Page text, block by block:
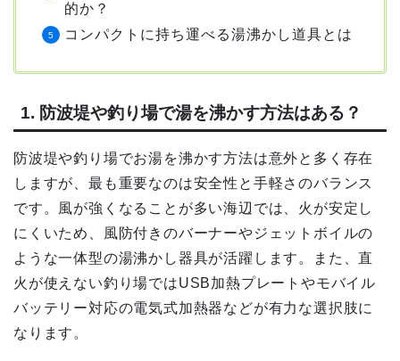
的か？
コンパクトに持ち運べる湯沸かし道具とは
1. 防波堤や釣り場で湯を沸かす方法はある？
防波堤や釣り場でお湯を沸かす方法は意外と多く存在
しますが、最も重要なのは安全性と手軽さのバランス
です。風が強くなることが多い海辺では、火が安定し
にくいため、風防付きのバーナーやジェットボイルの
ような一体型の湯沸かし器具が活躍します。また、直
火が使えない釣り場ではUSB加熱プレートやモバイル
バッテリー対応の電気式加熱器などが有力な選択肢に
なります。